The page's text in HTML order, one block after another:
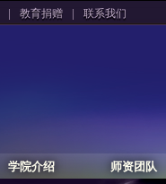
| 教育捐赠 | 联系我们
学院介绍 师资团队